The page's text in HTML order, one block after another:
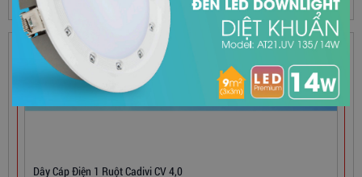
SẢN PHẨM HOT